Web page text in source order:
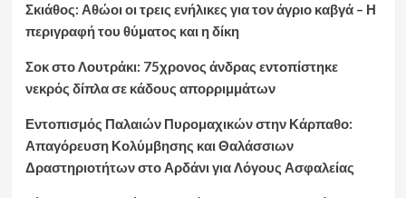
Σκιάθος: Αθώοι οι τρεις ενήλικες για τον άγριο καβγά – Η
περιγραφή του θύματος και η δίκη
Σοκ στο Λουτράκι: 75χρονος άνδρας εντοπίστηκε
νεκρός δίπλα σε κάδους απορριμμάτων
Εντοπισμός Παλαιών Πυρομαχικών στην Κάρπαθο:
Απαγόρευση Κολύμβησης και Θαλάσσιων
Δραστηριοτήτων στο Αρδάνι για Λόγους Ασφαλείας